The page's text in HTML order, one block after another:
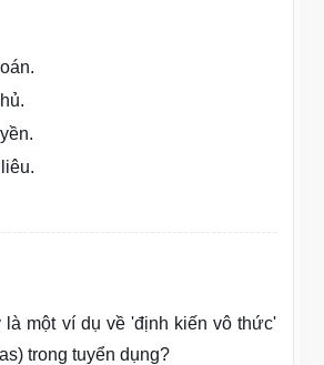
một ví dụ về 'định kiến vô thức'
trong tuyển dụng?